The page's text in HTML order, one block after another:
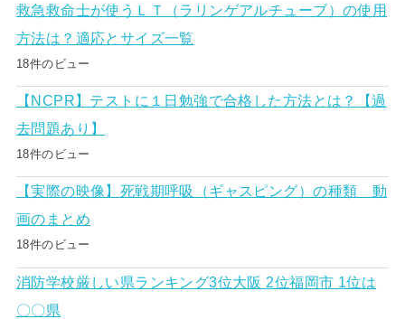
救急救命士が使うＬＴ（ラリンゲアルチューブ）の使用
方法は？適応とサイズ一覧
18件のビュー
【NCPR】テストに１日勉強で合格した方法とは？【過
去問題あり】
18件のビュー
【実際の映像】死戦期呼吸（ギャスピング）の種類 動
画のまとめ
18件のビュー
消防学校厳しい県ランキング3位大阪 2位福岡市 1位は
〇〇県